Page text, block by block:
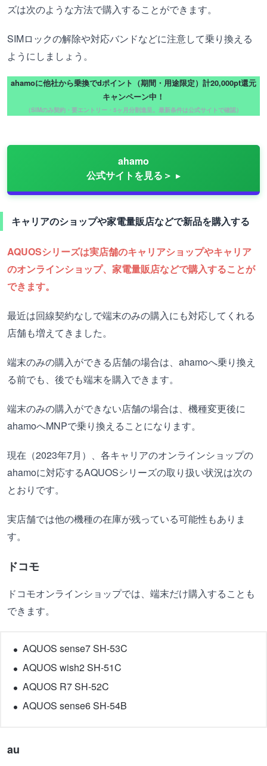
ズは次のような方法で購入することができます。
SIMロックの解除や対応バンドなどに注意して乗り換える
ようにしましょう。
ahamoに他社から乗換でdポイント（期間・用途限定）計20,000pt還元
キャンペーン中！
（SIMのみ契約・要エントリー・5ヶ月分割進呈。最新条件は公式サイトで確認）
ahamo
公式サイトを見る＞
キャリアのショップや家電量販店などで新品を購入する
AQUOSシリーズは実店舗のキャリアショップやキャリア
のオンラインショップ、家電量販店などで購入することが
できます。
最近は回線契約なしで端末のみの購入にも対応してくれる
店舗も増えてきました。
端末のみの購入ができる店舗の場合は、ahamoへ乗り換え
る前でも、後でも端末を購入できます。
端末のみの購入ができない店舗の場合は、機種変更後に
ahamoへMNPで乗り換えることになります。
現在（2023年7月）、各キャリアのオンラインショップの
ahamoに対応するAQUOSシリーズの取り扱い状況は次の
とおりです。
実店舗では他の機種の在庫が残っている可能性もありま
す。
ドコモ
ドコモオンラインショップでは、端末だけ購入することも
できます。
AQUOS sense7 SH-53C
AQUOS wish2 SH-51C
AQUOS R7 SH-52C
AQUOS sense6 SH-54B
au